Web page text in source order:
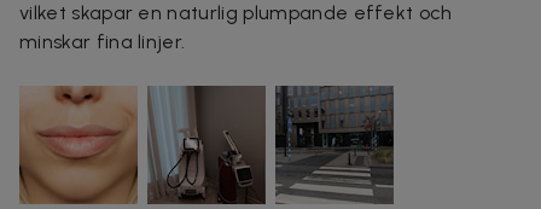
vilket skapar en naturlig plumpande effekt och
minskar fina linjer.